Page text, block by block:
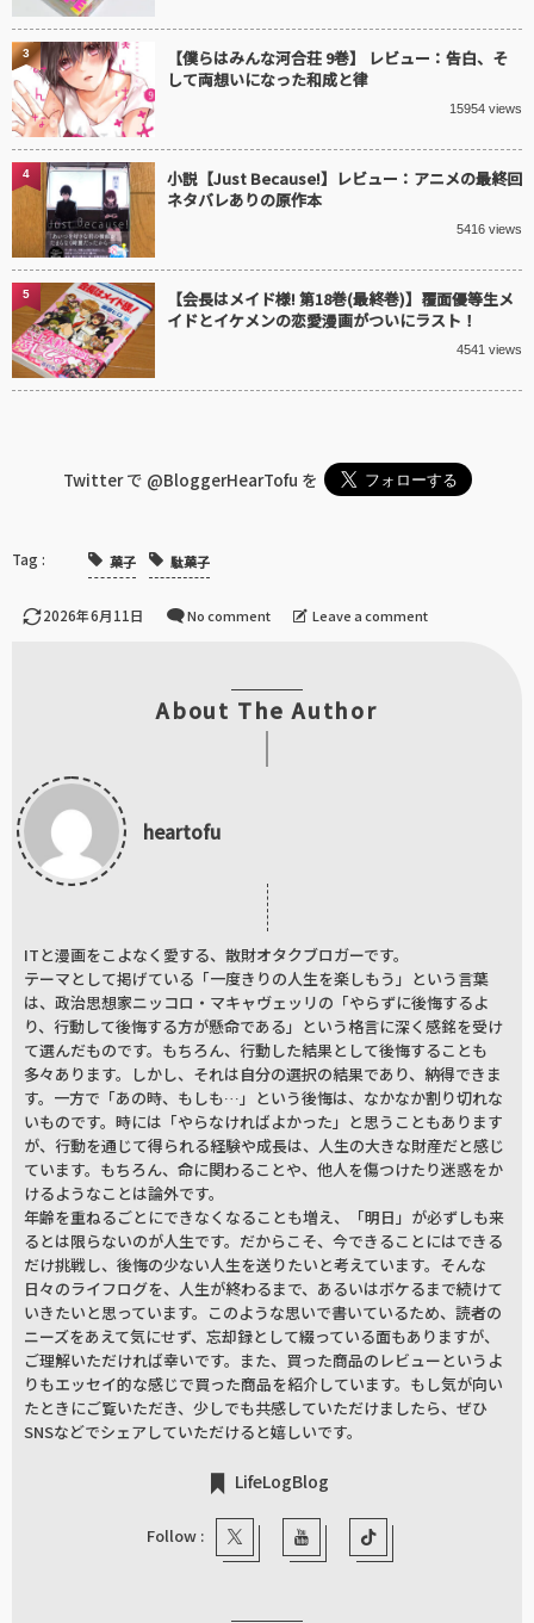
【僕らはみんな河合荘 9巻】 レビュー：告白、そ
して両想いになった和成と律
15954 views
3
小説【Just Because!】レビュー：アニメの最終回
ネタバレありの原作本
5416 views
4
【会長はメイド様! 第18巻(最終巻)】覆面優等生メ
イドとイケメンの恋愛漫画がついにラスト！
4541 views
5
Twitter で @BloggerHearTofu を
菓子 駄菓子
2026年6月11日 No comment Leave a comment
About The Author
heartofu
ITと漫画をこよなく愛する、散財オタクブロガーです。
テーマとして掲げている「一度きりの人生を楽しもう」という言葉
は、政治思想家ニッコロ・マキャヴェッリの「やらずに後悔するよ
り、行動して後悔する方が懸命である」という格言に深く感銘を受け
て選んだものです。もちろん、行動した結果として後悔することも
多々あります。しかし、それは自分の選択の結果であり、納得できま
す。一方で「あの時、もしも…」という後悔は、なかなか割り切れな
いものです。時には「やらなければよかった」と思うこともあります
が、行動を通じて得られる経験や成長は、人生の大きな財産だと感じ
ています。もちろん、命に関わることや、他人を傷つけたり迷惑をか
けるようなことは論外です。
年齢を重ねるごとにできなくなることも増え、「明日」が必ずしも来
るとは限らないのが人生です。だからこそ、今できることにはできる
だけ挑戦し、後悔の少ない人生を送りたいと考えています。そんな
日々のライフログを、人生が終わるまで、あるいはボケるまで続けて
いきたいと思っています。このような思いで書いているため、読者の
ニーズをあえて気にせず、忘却録として綴っている面もありますが、
ご理解いただければ幸いです。また、買った商品のレビューというよ
りもエッセイ的な感じで買った商品を紹介しています。もし気が向い
たときにご覧いただき、少しでも共感していただけましたら、ぜひ
SNSなどでシェアしていただけると嬉しいです。
LifeLogBlog
Follow :